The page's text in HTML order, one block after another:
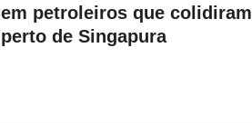
em petroleiros que colidiram
perto de Singapura